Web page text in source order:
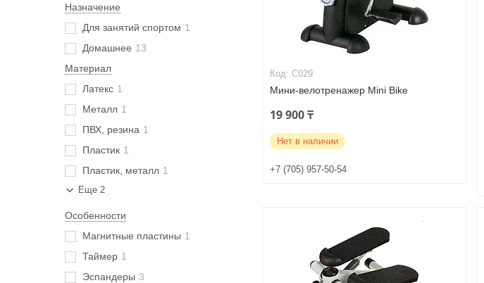
Назначение
Для занятий спортом 1
Домашнее 13
Материал
Латекс 1
Металл 1
ПВХ, резина 1
Пластик 1
Пластик, металл 1
Еще 2
Особенности
Магнитные пластины 1
Таймер 1
Эспандеры 3
C029
Мини-велотренажер Mini Bike
19 900 ₸
Нет в наличии
+7 (705) 957-50-54